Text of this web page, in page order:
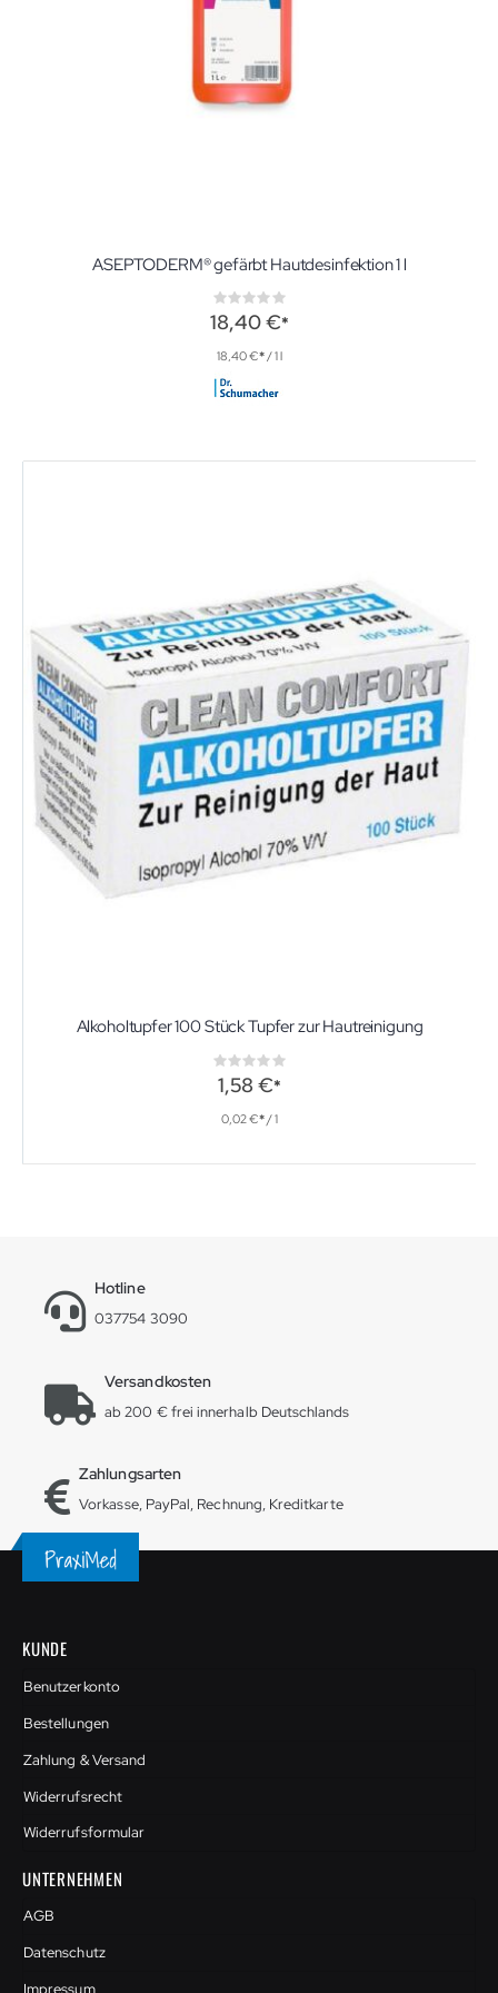
ASEPTODERM® gefärbt Hautdesinfektion 1 l
Rating:
0%
18,40 €
18,40 € / 1 l
Alkoholtupfer 100 Stück Tupfer zur Hautreinigung
Rating:
0%
1,58 €
0,02 € / 1
Hotline
037754 3090
Versandkosten
ab 200 € frei innerhalb Deutschlands
Zahlungsarten
Vorkasse, PayPal, Rechnung, Kreditkarte
KUNDE
Benutzerkonto
Bestellungen
Zahlung & Versand
Widerrufsrecht
Widerrufsformular
UNTERNEHMEN
AGB
Datenschutz
Impressum